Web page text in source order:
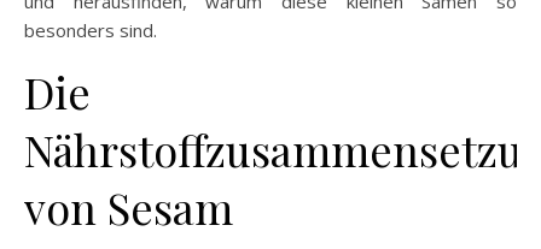
besonders sind.
Die
von Sesam